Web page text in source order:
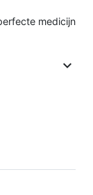
medicijn
